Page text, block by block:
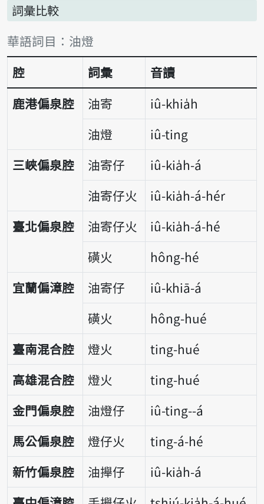
詞彙比較
詞彙比較表
華語詞目：油燈
腔
詞彙
音讀
鹿港偏泉腔
油寄
iû-khia̍h
油燈
iû-ting
三峽偏泉腔
油寄仔
iû-kia̍h-á
油寄仔火
iû-kia̍h-á-hér
臺北偏泉腔
油寄仔火
iû-kia̍h-á-hé
磺火
hông-hé
宜蘭偏漳腔
油寄仔
iû-khiā-á
磺火
hông-hué
臺南混合腔
燈火
ting-hué
高雄混合腔
燈火
ting-hué
金門偏泉腔
油燈仔
iû-ting--á
馬公偏泉腔
燈仔火
ting-á-hé
新竹偏泉腔
油攑仔
iû-kia̍h-á